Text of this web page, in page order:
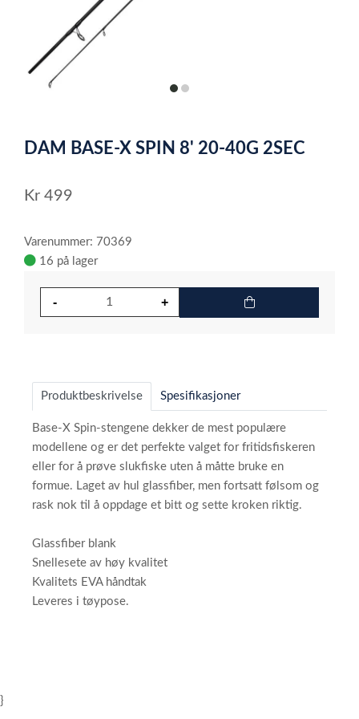
itemitem
of
DAM BASE-X SPIN 8' 20-40G 2SEC
Kr 499
Varenummer: 70369
16 på lager
Produktbeskrivelse Spesifikasjoner
Base-X Spin-stengene dekker de mest populære
modellene og er det perfekte valget for fritidsfiskeren
eller for å prøve slukfiske uten å måtte bruke en
formue. Laget av hul glassfiber, men fortsatt følsom og
rask nok til å oppdage et bitt og sette kroken riktig.
Glassfiber blank
Snellesete av høy kvalitet
Kvalitets EVA håndtak
Leveres i tøypose.
}